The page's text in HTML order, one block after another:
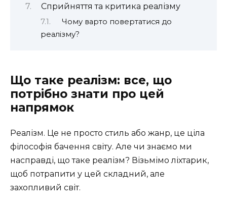
Сприйняття та критика реалізму
Чому варто повертатися до
реалізму?
Що таке реалізм: все, що
потрібно знати про цей
напрямок
Реалізм. Це не просто стиль або жанр, це ціла
філософія бачення світу. Але чи знаємо ми
насправді, що таке реалізм? Візьмімо ліхтарик,
щоб потрапити у цей складний, але
захопливий світ.